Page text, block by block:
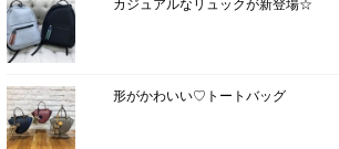
カジュアルなリュックが新登場☆
形がかわいい♡トートバッグ